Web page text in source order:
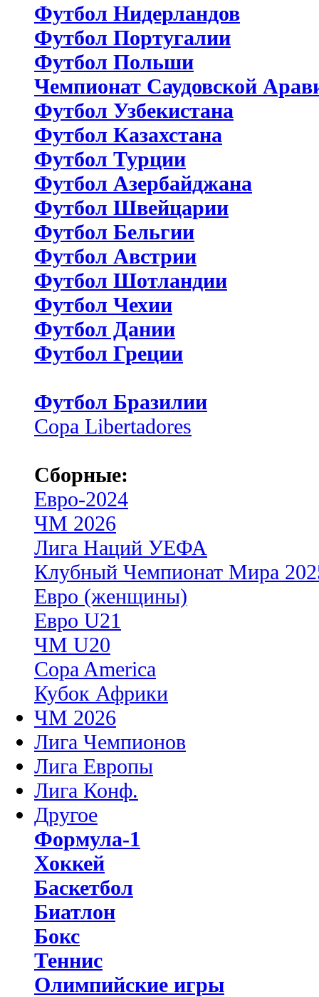
Футбол Нидерландов
Футбол Португалии
Футбол Польши
Чемпионат Саудовской
Футбол Узбекистана
Футбол Казахстана
Футбол Турции
Футбол Азербайджана
Футбол Швейцарии
Футбол Бельгии
Футбол Австрии
Футбол Шотландии
Футбол Чехии
Футбол Дании
Футбол Греции
Футбол Бразилии
Copa Libertadores
Сборные:
Евро-2024
ЧМ 2026
Лига Наций УЕФА
Клубный Чемпионат Мира
Евро (женщины)
Евро U21
ЧМ U20
Copa America
Кубок Африки
ЧМ 2026
Лига Чемпионов
Лига Европы
Лига Конф.
Другое
Формула-1
Хоккей
Баскетбол
Биатлон
Бокс
Теннис
Олимпийские игры